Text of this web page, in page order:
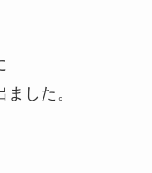
した。